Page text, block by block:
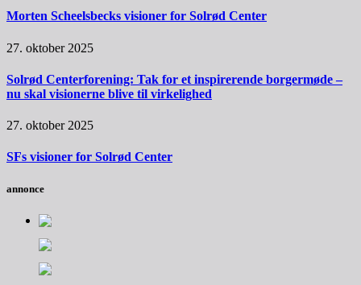
Morten Scheelsbecks visioner for Solrød Center
27. oktober 2025
Solrød Centerforening: Tak for et inspirerende borgermøde –
nu skal visionerne blive til virkelighed
27. oktober 2025
SFs visioner for Solrød Center
annonce